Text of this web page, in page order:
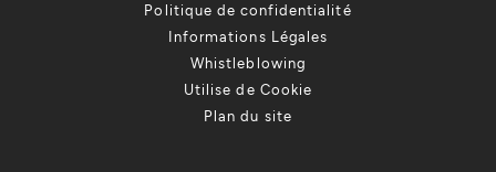
Politique de confidentialité
Informations Légales
Whistleblowing
Utilise de Cookie
Plan du site